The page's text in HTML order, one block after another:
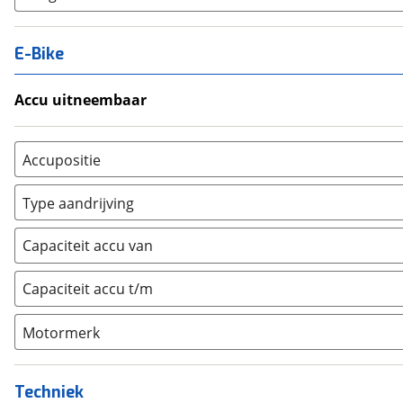
E-Bike
Accu uitneembaar
Nee, vast (0)
Accupositie
Bagagedrager (0)
Frame (0 )
Vloer (0
Achterbank (0)
Kofferbak (0)
Overig (0)
Type aandrijving
Achterwiel (0)
Trapas
Voorwiel
Capaciteit accu van
Capaciteit accu t/m
Motormerk
Bosch (0)
Yamaha
Techniek